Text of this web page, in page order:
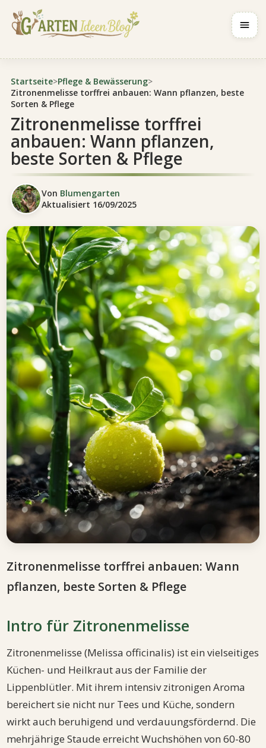
Startseite>Pflege & Bewässerung>
Zitronenmelisse torffrei anbauen: Wann pflanzen, beste
Sorten & Pflege
Zitronenmelisse torffrei
anbauen: Wann pflanzen,
beste Sorten & Pflege
Von Blumengarten
Aktualisiert 16/09/2025
Zitronenmelisse torffrei anbauen: Wann
pflanzen, beste Sorten & Pflege
Intro für Zitronenmelisse
Zitronenmelisse (Melissa officinalis) ist ein vielseitiges
Küchen- und Heilkraut aus der Familie der
Lippenblütler. Mit ihrem intensiv zitronigen Aroma
bereichert sie nicht nur Tees und Küche, sondern
wirkt auch beruhigend und verdauungsfördernd. Die
mehrjährige Staude erreicht Wuchshöhen von 60-80